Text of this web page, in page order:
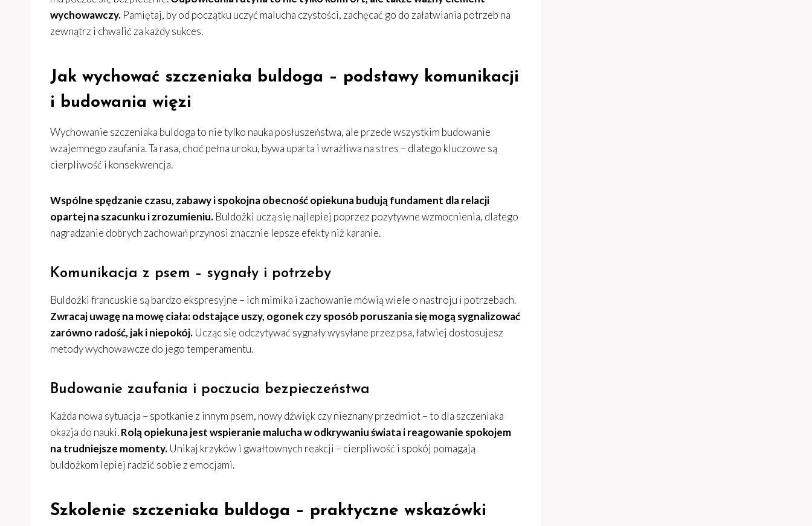
wychowawczy. Pamiętaj, by od początku uczyć malucha czystości, zachęcać go do załatwiania potrzeb na
zewnątrz i chwalić za każdy sukces.
Jak wychować szczeniaka buldoga – podstawy komunikacji
i budowania więzi
Wychowanie szczeniaka buldoga to nie tylko nauka posłuszeństwa, ale przede wszystkim budowanie
wzajemnego zaufania. Ta rasa, choć pełna uroku, bywa uparta i wrażliwa na stres – dlatego kluczowe są
cierpliwość i konsekwencja.
Wspólne spędzanie czasu, zabawy i spokojna obecność opiekuna budują fundament dla relacji
opartej na szacunku i zrozumieniu. Buldożki uczą się najlepiej poprzez pozytywne wzmocnienia, dlatego
nagradzanie dobrych zachowań przynosi znacznie lepsze efekty niż karanie.
Komunikacja z psem – sygnały i potrzeby
Buldożki francuskie są bardzo ekspresyjne – ich mimika i zachowanie mówią wiele o nastroju i potrzebach.
Zwracaj uwagę na mowę ciała: odstające uszy, ogonek czy sposób poruszania się mogą sygnalizować
zarówno radość, jak i niepokój. Ucząc się odczytywać sygnały wysyłane przez psa, łatwiej dostosujesz
metody wychowawcze do jego temperamentu.
Budowanie zaufania i poczucia bezpieczeństwa
Każda nowa sytuacja – spotkanie z innym psem, nowy dźwięk czy nieznany przedmiot – to dla szczeniaka
okazja do nauki.Rolą opiekuna jest wspieranie malucha w odkrywaniu świata i reagowanie spokojem
na trudniejsze momenty. Unikaj krzyków i gwałtownych reakcji – cierpliwość i spokój pomagają
buldożkom lepiej radzić sobie z emocjami.
Szkolenie szczeniaka buldoga – praktyczne wskazówki